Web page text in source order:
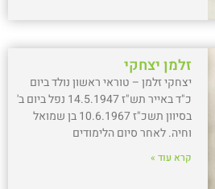
זלמן יצחקי
יצחקי זלמן – טוראי ראשון נולד ביום
כ"ד באייר תש"ז 14.5.1947 נפל ביום ב'
בסיוון תשכ"ז 10.6.1967 בן שמואל
וחיה. לאחר סיום הלימודים
קרא עוד »